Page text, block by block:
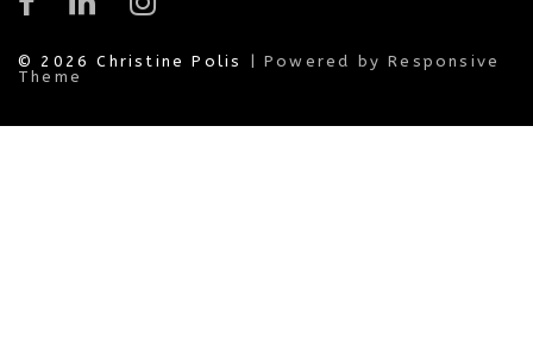
© 2026Christine Polis
| Powered by Responsive
Theme